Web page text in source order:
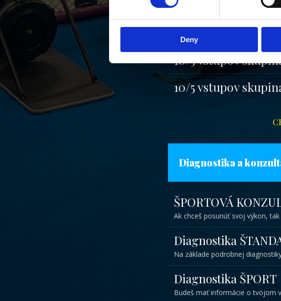
Deny
10/5 vstupov
10/5 vstupov
10/5 vstupov
Diagnostika a
ŠPORTOVÁ
Ak chceš posunúť svoj výkon,
Diagnostika
Na základe podrobnej
Diagnostika ŠPORT
Budeš mať informácie o tvojom